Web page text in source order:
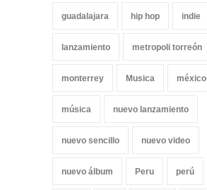
guadalajara hip hop indie
lanzamiento metropoli torreón
monterrey Musica méxico
música nuevo lanzamiento
nuevo sencillo nuevo video
nuevo álbum Peru perú